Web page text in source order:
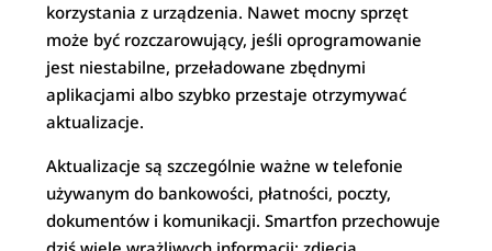
korzystania z urządzenia. Nawet mocny sprzęt
może być rozczarowujący, jeśli oprogramowanie
jest niestabilne, przeładowane zbędnymi
aplikacjami albo szybko przestaje otrzymywać
aktualizacje.
Aktualizacje są szczególnie ważne w telefonie
używanym do bankowości, płatności, poczty,
dokumentów i komunikacji. Smartfon przechowuje